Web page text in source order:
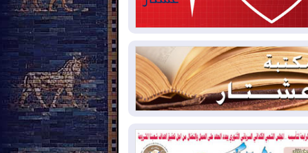
2026-08-02
مشروع "حسابي" يُمهل
الموظفين حتى نهاية أغسطس لاستلام
المصرفية
2026-08-دمشق وعمّان تحذران بغداد:
هجوم من أراضي العراق سيواجه برد
2026-08-ترامب: الولايات المتحدة
تعلقان شن ضربات على إيران